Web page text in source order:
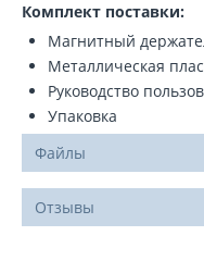
Комплект поставки:
Магнитный
Металлическая
Руководство
Упаковка
Файлы
Отзывы